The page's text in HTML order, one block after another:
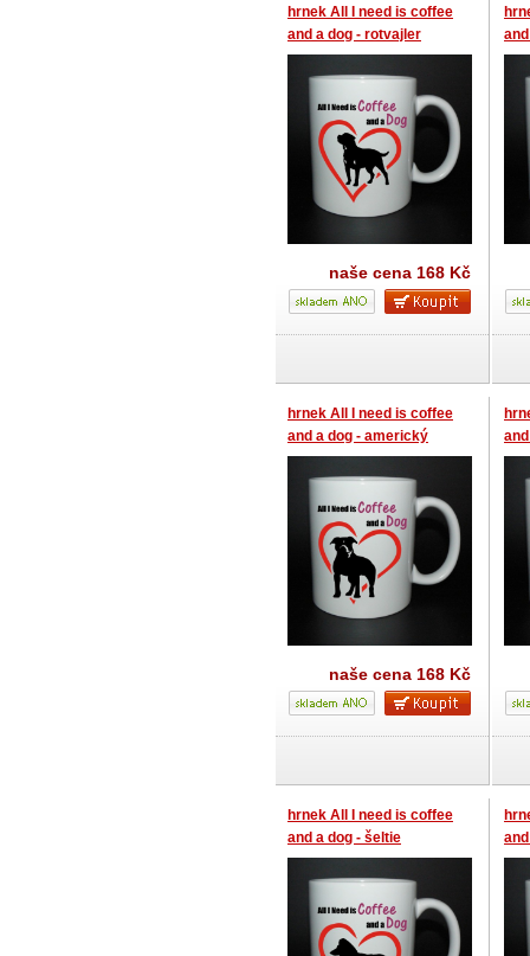
hrnek All I need is coffee
and a dog - rotvajler
naše cena 168 Kč
hrnek All I need is coffee
and a dog - americký
staford
naše cena 168 Kč
hrnek All I need is coffee
and a dog - šeltie